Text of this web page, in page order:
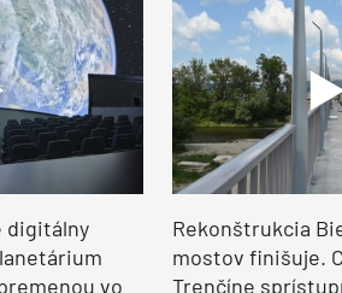
digitálny
vo
Rekonštrukcia
mostov finišuje.
Trenčíne